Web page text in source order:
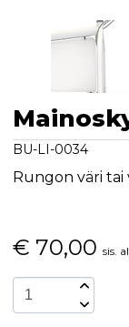
BU-LI-0034
Rungon väri
€ 70,00 sis.